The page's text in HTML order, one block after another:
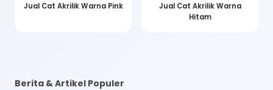
Jual Cat Akrilik Warna Pink
Jual Cat Akrilik Warna
Hitam
Berita & Artikel Populer